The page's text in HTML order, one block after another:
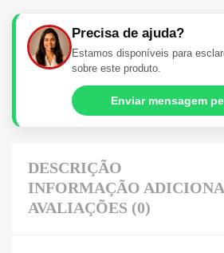
Precisa de ajuda?
Estamos disponíveis para
sobre este produto.
Enviar mensagem
DESCRIÇÃO
INFORMAÇÃO
AVALIAÇÕES (0)